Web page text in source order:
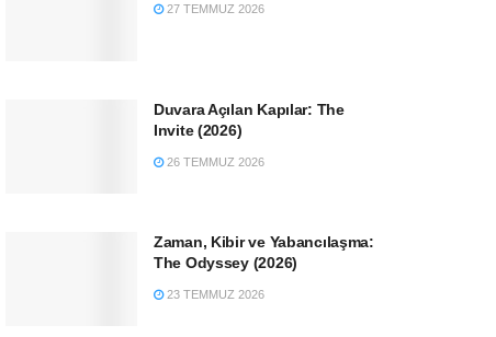
27 TEMMUZ 2026
Duvara Açılan Kapılar: The
Invite (2026)
26 TEMMUZ 2026
Zaman, Kibir ve Yabancılaşma:
The Odyssey (2026)
23 TEMMUZ 2026